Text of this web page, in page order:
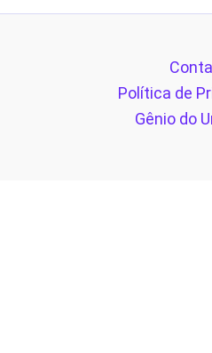
Política de
Gênio do